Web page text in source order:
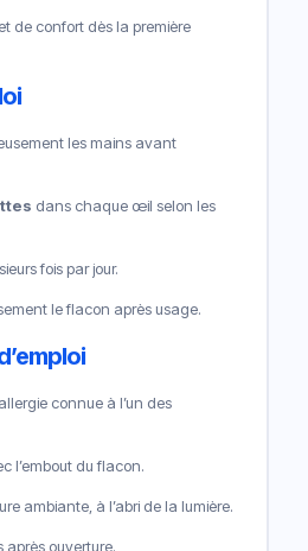
de confort dès la première
les mains avant
dans chaque œil selon les
fois par jour.
le flacon après usage.
connue à l’un des
l’embout du flacon.
ambiante, à l’abri de la lumière.
après ouverture.